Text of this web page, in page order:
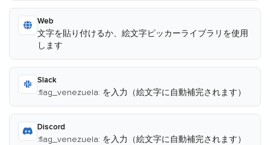
Web
文字を貼り付けるか、絵文字ピッカーライブラリを使用
します
Slack
:flag_venezuela: を入力（絵文字に自動補完されます）
Discord
:flag_venezuela: を入力（絵文字に自動補完されます）